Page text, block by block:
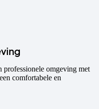
professionele omgeving met
comfortabele en